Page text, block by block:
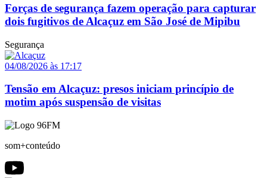
Forças de segurança fazem operação para capturar
dois fugitivos de Alcaçuz em São José de Mipibu
Segurança
04/08/2026 às 17:17
Tensão em Alcaçuz: presos iniciam princípio de
motim após suspensão de visitas
som+conteúdo